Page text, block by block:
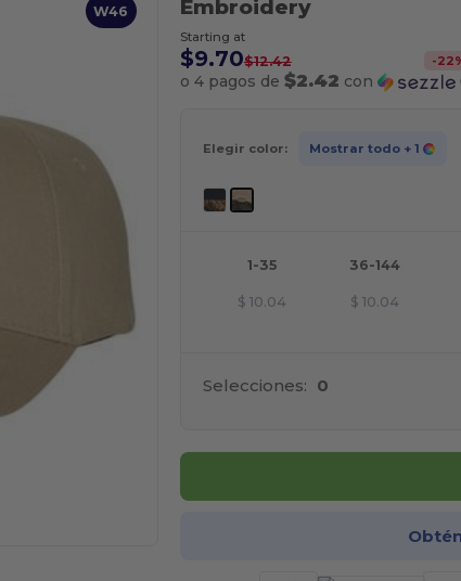
W46
Embroidery
Starting at
$9.70$12.42 -22
o 4 pagos de $2.42 con
Elegir color: Mostrar todo + 1
1-35 36-144
$ 10.04 $ 10.04
Selecciones: 0